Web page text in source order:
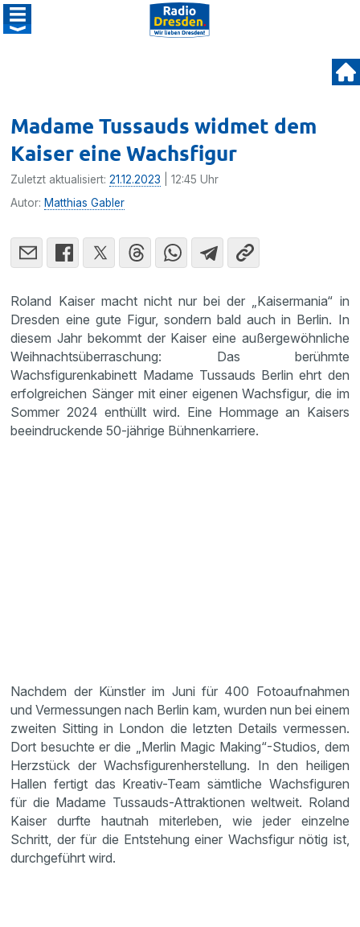
Madame Tussauds widmet dem
Kaiser eine Wachsfigur
Zuletzt aktualisiert:21.12.2023 | 12:45 Uhr
Autor: Matthias Gabler
Roland Kaiser macht nicht nur bei der „Kaisermania“ in
Dresden eine gute Figur, sondern bald auch in Berlin. In
diesem Jahr bekommt der Kaiser eine außergewöhnliche
Weihnachtsüberraschung: Das berühmte
Wachsfigurenkabinett Madame Tussauds Berlin ehrt den
erfolgreichen Sänger mit einer eigenen Wachsfigur, die im
Sommer 2024 enthüllt wird. Eine Hommage an Kaisers
beeindruckende 50-jährige Bühnenkarriere.
Nachdem der Künstler im Juni für 400 Fotoaufnahmen
und Vermessungen nach Berlin kam, wurden nun bei einem
zweiten Sitting in London die letzten Details vermessen.
Dort besuchte er die „Merlin Magic Making“-Studios, dem
Herzstück der Wachsfigurenherstellung. In den heiligen
Hallen fertigt das Kreativ-Team sämtliche Wachsfiguren
für die Madame Tussauds-Attraktionen weltweit. Roland
Kaiser durfte hautnah miterleben, wie jeder einzelne
Schritt, der für die Entstehung einer Wachsfigur nötig ist,
durchgeführt wird.